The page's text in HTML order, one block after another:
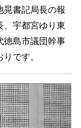
晃書記局長の報
、宇都宮ゆり東
徳島市議団幹事
です。